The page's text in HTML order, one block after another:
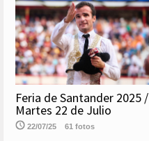
Feria de Santander 2025 /
Martes 22 de Julio
22/07/25 61 fotos